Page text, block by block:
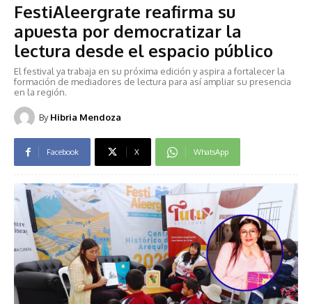
FestiAleergrate reafirma su
apuesta por democratizar la
lectura desde el espacio público
El festival ya trabaja en su próxima edición y aspira a fortalecer la
formación de mediadores de lectura para así ampliar su presencia
en la región.
By Hibria Mendoza
Facebook X WhatsApp